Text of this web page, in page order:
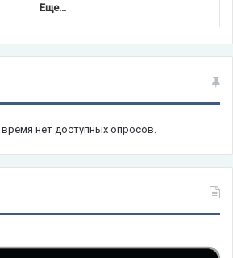
Еще...
нет доступных опросов.